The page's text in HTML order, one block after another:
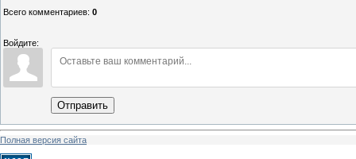
Всего комментариев: 0
Войдите:
Отправить
Полная версия сайта